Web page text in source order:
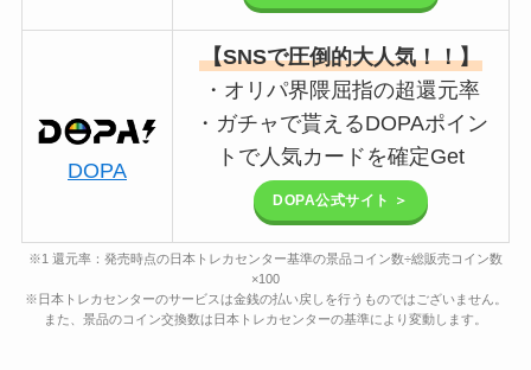
DOPA
【SNSで圧倒的大人気！！】
・オリパ界隈屈指の超還元率
・ガチャで貰えるDOPAポイン
トで人気カードを確定Get
DOPA公式サイト ＞
※1 還元率：発売時点の日本トレカセンター基準の景品コイン数÷総販売コイン数
×100
※日本トレカセンターのサービスは金銭の払い戻しを行うものではございません。
また、景品のコイン交換数は日本トレカセンターの基準により変動します。